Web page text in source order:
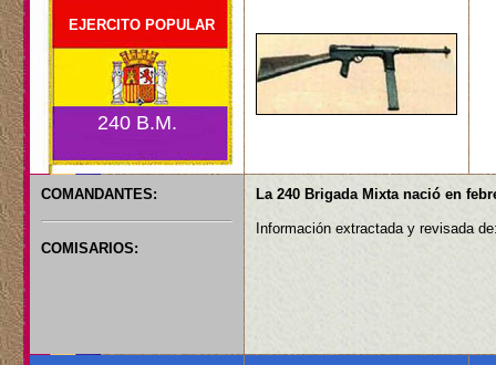
EJERCITO POPULAR
240 B.M.
COMANDANTES:
COMISARIOS:
La 240 Brigada Mixta nació en
Información extractada y revisada